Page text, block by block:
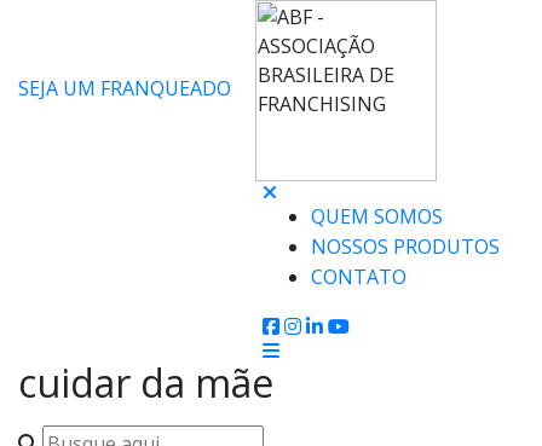
SEJA UM FRANQUEADO
QUEM SOMOS
NOSSOS PRODUTOS
CONTATO
cuidar da mãe